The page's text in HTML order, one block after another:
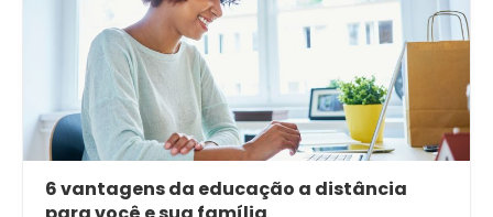
6 vantagens da educação a distância